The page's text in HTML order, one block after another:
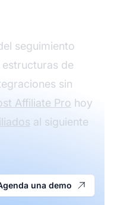
seguimiento
de
sin
Affiliate Pro hoy
al siguiente
una demo